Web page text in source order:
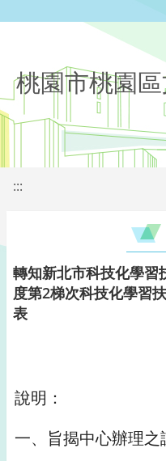
桃園市桃園
:::
轉知新北市科技化學習
度第2梯次科技化學習
表
說明：
一、旨揭中心辦理之